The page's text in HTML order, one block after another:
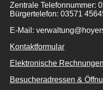
Zentrale Telefonnummer:
Bürgertelefon: 03571
E-Mail:
Kontaktformular
Elektronische Rechnungen
Besucheradressen &